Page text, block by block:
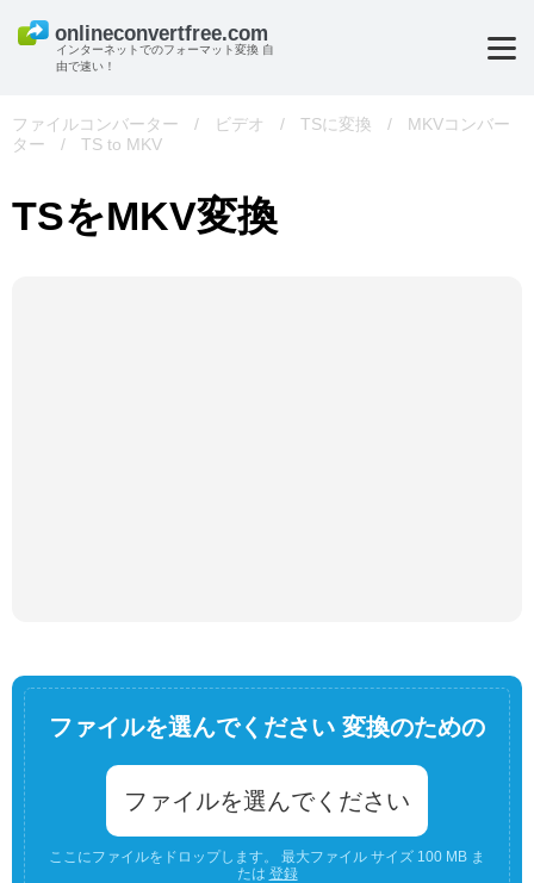
インターネットでのフォーマット変換 自
由で速い！
ファイルコンバーター / ビデオ / TSに変換 /
MKVコンバー
ター
/ TS to MKV
TSをMKV変換
ファイルを選んでください 変換のための
ファイルを選んでください
ここにファイルをドロップします。 最大ファイル サイズ 100 MB ま
たは 登録